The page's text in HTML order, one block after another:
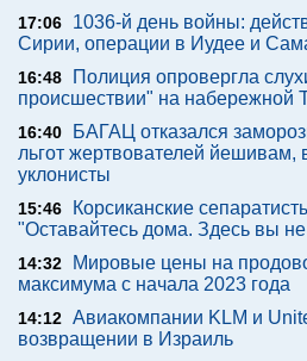
17:06
1036-й день войны:
Сирии, операции в Иудее и
16:48
Полиция опровергла
происшествии" на набережной
16:40
БАГАЦ отказался
льгот жертвователей йешивам,
уклонисты
15:46
Корсиканские
"Оставайтесь дома. Здесь вы не
14:32
Мировые цены на
максимума с начала 2023 года
14:12 Авиакомпании KLM и
возвращении в Израиль